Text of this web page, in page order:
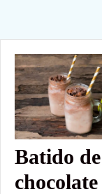
Batido de